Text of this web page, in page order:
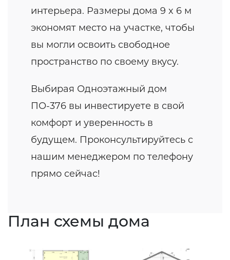
интерьера. Размеры дома 9 x 6 м
экономят место на участке, чтобы
вы могли освоить свободное
пространство по своему вкусу.
Выбирая Одноэтажный дом
ПО-376 вы инвестируете в свой
комфорт и уверенность в
будущем. Проконсультируйтесь с
нашим менеджером по телефону
прямо сейчас!
План схемы дома